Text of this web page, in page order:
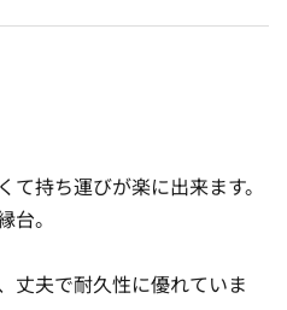
持ち運びが楽に出来ます。
。
夫で耐久性に優れていま